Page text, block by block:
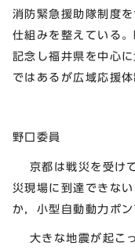
消防緊急援助隊制度
仕組みを整えている
記念し福井県を中心
ではあるが広域応援
野口委員
京都は戦災を受け
災現場に到達できな
か，小型自動動力ポ
大きな地震が起こ